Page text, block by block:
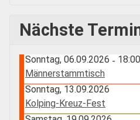
Nächste
Sonntag, 06.09.2026 -
Männerstammtisch
Sonntag, 13.09.2026
Kolping-Kreuz-Fest